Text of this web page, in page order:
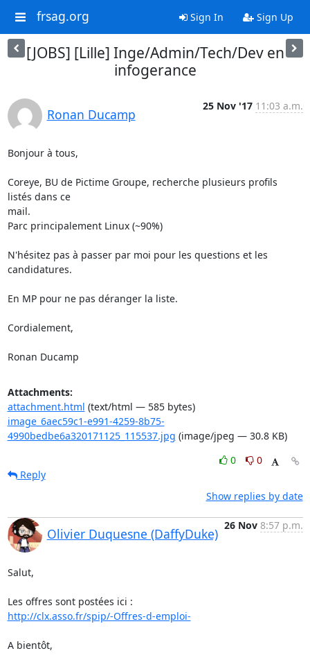
frsag.org Sign In Sign Up
[JOBS] [Lille] Inge/Admin/Tech/Dev en
infogerance
Ronan Ducamp
25 Nov '17 11:03 a.m.
Bonjour à tous,
Coreye, BU de Pictime Groupe, recherche plusieurs profils
listés dans ce
mail.
Parc principalement Linux (~90%)
N'hésitez pas à passer par moi pour les questions et les
candidatures.
En MP pour ne pas déranger la liste.
Cordialement,
Ronan Ducamp
Attachments:
attachment.html (text/html — 585 bytes)
image_6aec59c1-e991-4259-8b75-
4990bedbe6a320171125_115537.jpg (image/jpeg — 30.8 KB)
0
0
Reply
Show replies by date
Olivier Duquesne (DaffyDuke)
26 Nov 8:57 p.m.
Salut,
http://clx.asso.fr/spip/-Offres-d-emploi-
A bientôt,